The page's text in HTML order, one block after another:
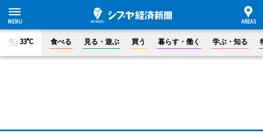
33°C 食べる 見る・遊ぶ 買う 暮らす・働く 学ぶ・知る